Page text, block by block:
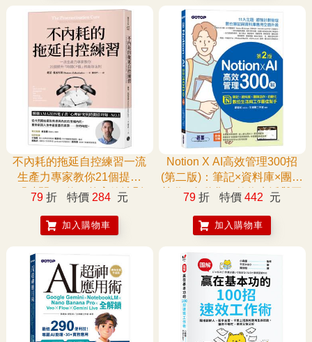
不內耗的拖延自控練習一流
生產力專家教你21個提升
「時間CP值」的高效法則
79 折 特價 284 元
加入購物車
Notion X AI高效管理300招
(第二版)：筆記×資料庫×團隊
協作×自動化，數位生活與工
79 折 特價 442 元
加入購物車